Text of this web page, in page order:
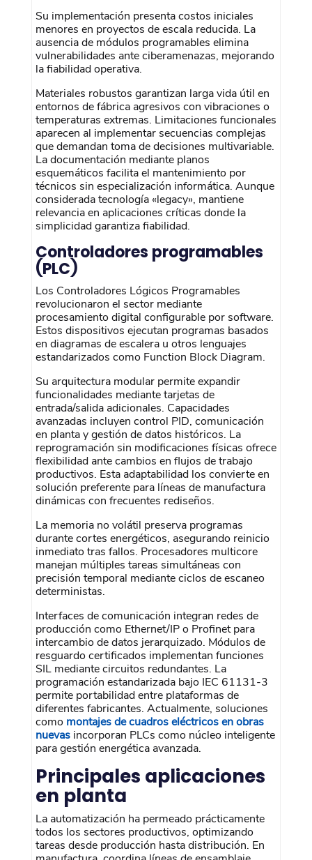
Su implementación presenta costos iniciales
menores en proyectos de escala reducida. La
ausencia de módulos programables elimina
vulnerabilidades ante ciberamenazas, mejorando
la fiabilidad operativa.
Materiales robustos garantizan larga vida útil en
entornos de fábrica agresivos con vibraciones o
temperaturas extremas. Limitaciones funcionales
aparecen al implementar secuencias complejas
que demandan toma de decisiones multivariable.
La documentación mediante planos
esquemáticos facilita el mantenimiento por
técnicos sin especialización informática. Aunque
considerada tecnología «legacy», mantiene
relevancia en aplicaciones críticas donde la
simplicidad garantiza fiabilidad.
Controladores programables
(PLC)
Los Controladores Lógicos Programables
revolucionaron el sector mediante
procesamiento digital configurable por software.
Estos dispositivos ejecutan programas basados
en diagramas de escalera u otros lenguajes
estandarizados como Function Block Diagram.
Su arquitectura modular permite expandir
funcionalidades mediante tarjetas de
entrada/salida adicionales. Capacidades
avanzadas incluyen control PID, comunicación
en planta y gestión de datos históricos. La
reprogramación sin modificaciones físicas ofrece
flexibilidad ante cambios en flujos de trabajo
productivos. Esta adaptabilidad los convierte en
solución preferente para líneas de manufactura
dinámicas con frecuentes rediseños.
La memoria no volátil preserva programas
durante cortes energéticos, asegurando reinicio
inmediato tras fallos. Procesadores multicore
manejan múltiples tareas simultáneas con
precisión temporal mediante ciclos de escaneo
deterministas.
Interfaces de comunicación integran redes de
producción como Ethernet/IP o Profinet para
intercambio de datos jerarquizado. Módulos de
resguardo certificados implementan funciones
SIL mediante circuitos redundantes. La
programación estandarizada bajo IEC 61131-3
permite portabilidad entre plataformas de
diferentes fabricantes. Actualmente, soluciones
como montajes de cuadros eléctricos en obras
nuevasincorporan PLCs como núcleo inteligente
para gestión energética avanzada.
Principales aplicaciones
en planta
La automatización ha permeado prácticamente
todos los sectores productivos, optimizando
tareas desde producción hasta distribución. En